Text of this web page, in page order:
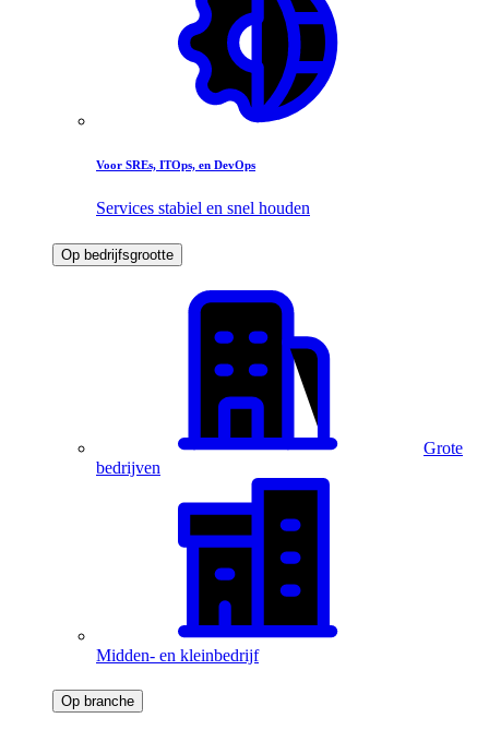
Voor SREs, ITOps, en DevOps
Services stabiel en snel houden
Op bedrijfsgrootte
Grote
bedrijven
Midden- en kleinbedrijf
Op branche